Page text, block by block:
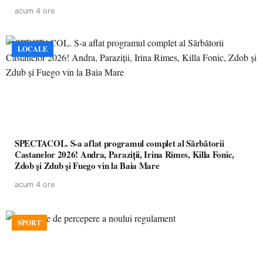
acum 4 ore
LOCALE
SPECTACOL. S-a aflat programul complet al Sărbătorii
Castanelor 2026! Andra, Paraziții, Irina Rimes, Killa Fonic,
Zdob și Zdub și Fuego vin la Baia Mare
acum 4 ore
SPORT